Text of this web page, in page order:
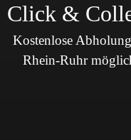
Click &
Kostenlose
Rhein-Ruhr